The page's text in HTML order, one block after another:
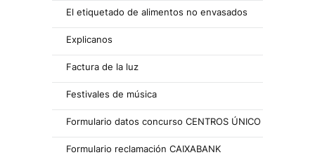
El etiquetado de alimentos no envasados
Explicanos
Factura de la luz
Festivales de música
Formulario datos concurso CENTROS ÚNICO
Formulario reclamación CAIXABANK